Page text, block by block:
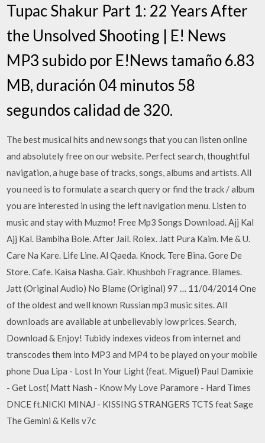
Tupac Shakur Part 1: 22 Years After
the Unsolved Shooting | E! News
MP3 subido por E!News tamaño 6.83
MB, duración 04 minutos 58
segundos calidad de 320.
The best musical hits and new songs that you can listen online
and absolutely free on our website. Perfect search, thoughtful
navigation, a huge base of tracks, songs, albums and artists. All
you need is to formulate a search query or find the track / album
you are interested in using the left navigation menu. Listen to
music and stay with Muzmo! Free Mp3 Songs Download. Ajj Kal
Ajj Kal. Bambiha Bole. After Jail. Rolex. Jatt Pura Kaim. Me & U.
Care Na Kare. Life Line. Al Qaeda. Knock. Tere Bina. Gore De
Store. Cafe. Kaisa Nasha. Gair. Khushboh Fragrance. Blames.
Jatt (Original Audio) No Blame (Original) 97 … 11/04/2014 One
of the oldest and well known Russian mp3 music sites. All
downloads are available at unbelievably low prices. Search,
Download & Enjoy! Tubidy indexes videos from internet and
transcodes them into MP3 and MP4 to be played on your mobile
phone Dua Lipa - Lost In Your Light (feat. Miguel) Paul Damixie
- Get Lost( Matt Nash - Know My Love Paramore - Hard Times
DNCE ft.NICKI MINAJ - KISSING STRANGERS TCTS feat Sage
The Gemini & Kelis v7c